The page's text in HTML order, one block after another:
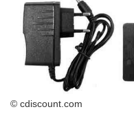
© cdiscount.com